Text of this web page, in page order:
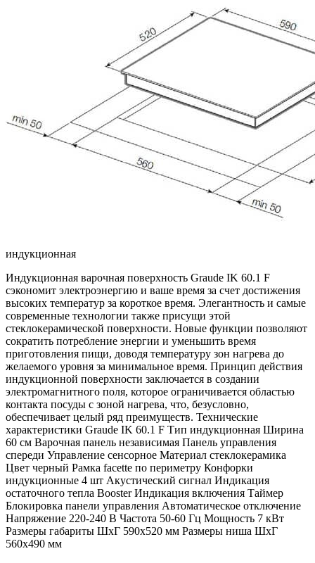
индукционная
Индукционная варочная поверхность Graude IK 60.1 F
сэкономит электроэнергию и ваше время за счет достижения
высоких температур за короткое время. Элегантность и самые
современные технологии также присущи этой
стеклокерамической поверхности. Новые функции позволяют
сократить потребление энергии и уменьшить время
приготовления пищи, доводя температуру зон нагрева до
желаемого уровня за минимальное время. Принцип действия
индукционной поверхности заключается в создании
электромагнитного поля, которое ограничивается областью
контакта посуды с зоной нагрева, что, безусловно,
обеспечивает целый ряд преимуществ. Технические
характеристики Graude IK 60.1 F Тип индукционная Ширина
60 см Варочная панель независимая Панель управления
спереди Управление сенсорное Материал стеклокерамика
Цвет черный Рамка facette по периметру Конфорки
индукционные 4 шт Акустический сигнал Индикация
остаточного тепла Booster Индикация включения Таймер
Блокировка панели управления Автоматическое отключение
Напряжение 220-240 В Частота 50-60 Гц Мощность 7 кВт
Размеры габариты ШхГ 590х520 мм Размеры ниша ШхГ
560х490 мм